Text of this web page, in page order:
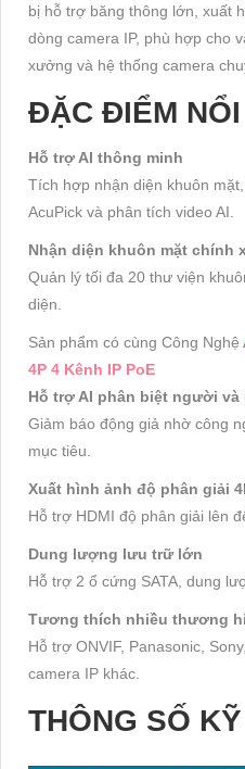
bị hỗ trợ băng thông lớn, xuất
dòng camera IP, phù hợp cho
xưởng và hệ thống camera
ĐẶC ĐIỂM
Hỗ trợ AI thông minh
Tích hợp nhận diện khuôn
AcuPick và phân tích video AI.
Nhận diện khuôn mặt chính
Quản lý tối đa 20 thư viện
diện.
Sản phẩm có cùng Công Nghệ
4P 4 Kênh IP PoE
Hỗ trợ AI phân biệt người
Giảm báo động giả nhờ công
mục tiêu.
Xuất hình ảnh độ phân giải
Hỗ trợ HDMI độ phân giải lên
Dung lượng lưu trữ lớn
Hỗ trợ 2 ổ cứng SATA, dung
Tương thích nhiều thương
Hỗ trợ ONVIF, Panasonic,
camera IP khác.
THÔNG SỐ